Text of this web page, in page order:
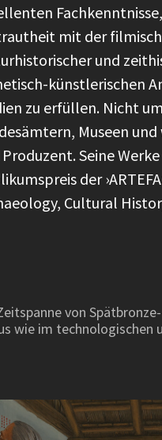
mit der
und
künstlerischen
zu erfüllen. Nicht
Museen
Seine
der
Cultural
von
wie im technologischen